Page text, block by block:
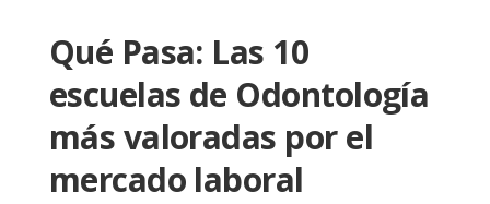
Qué Pasa: Las 10
escuelas de Odontología
más valoradas por el
mercado laboral